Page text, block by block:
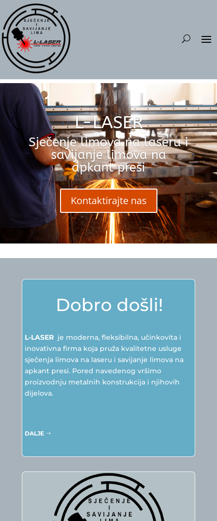
L-LASER
Sječenje limova na laseru i
savijanje limova na
apkant presi
Kontaktirajte nas
Dobro došli!
L-LASERje moderna, fleksibilna, učinkovita i
inovativna firma koja pruža kvalitetne usluge
sječenja limova na laseru i savijanje limova na
apkant presi. Pored navedenog vršimo
proizvodnju metalnih konstrukcija i njihovih
dijelova.
DALJE